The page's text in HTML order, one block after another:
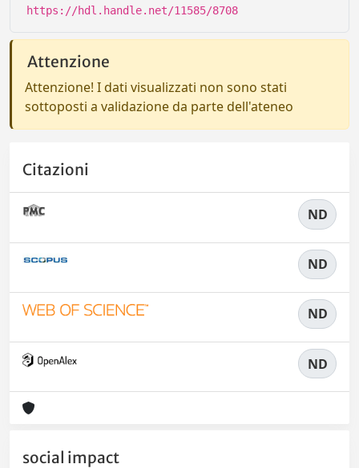
https://hdl.handle.net/11585/8708
Attenzione
Attenzione! I dati visualizzati non sono stati
sottoposti a validazione da parte dell'ateneo
Citazioni
ND
ND
ND
ND
social impact